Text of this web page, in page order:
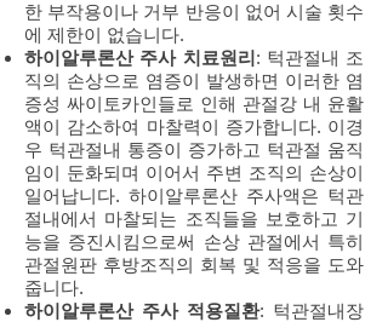
한 부작용이나 거부 반응이 없어 시술 횟수
에 제한이 없습니다.
하이알루론산 주사 치료원리: 턱관절내 조
직의 손상으로 염증이 발생하면 이러한 염
증성 싸이토카인들로 인해 관절강 내 윤활
액이 감소하여 마찰력이 증가합니다. 이경
우 턱관절내 통증이 증가하고 턱관절 움직
임이 둔화되며 이어서 주변 조직의 손상이
일어납니다. 하이알루론산 주사액은 턱관
절내에서 마찰되는 조직들을 보호하고 기
능을 증진시킴으로써 손상 관절에서 특히
관절원판 후방조직의 회복 및 적응을 도와
줍니다.
하이알루론산 주사 적용질환: 턱관절내장